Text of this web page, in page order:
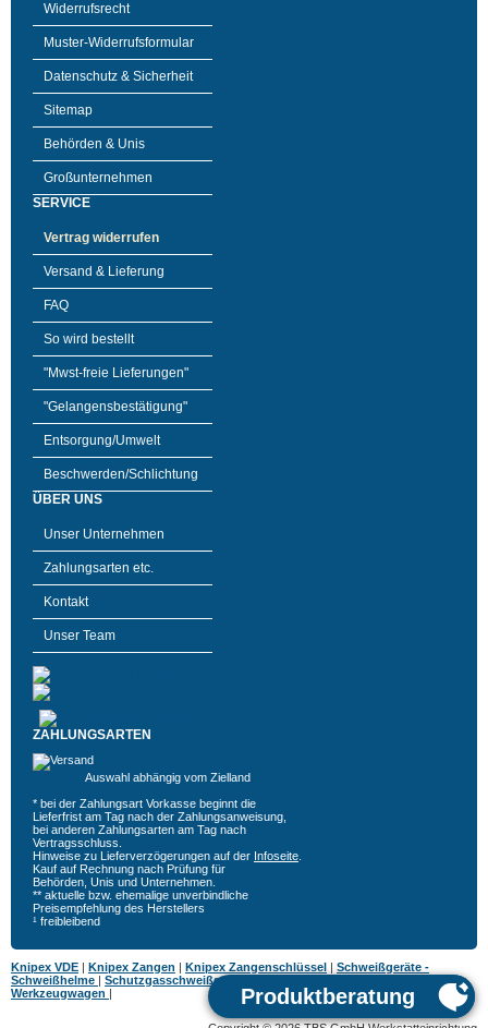
Widerrufsrecht
Muster-Widerrufsformular
Datenschutz & Sicherheit
Sitemap
Behörden & Unis
Großunternehmen
SERVICE
Vertrag widerrufen
Versand & Lieferung
FAQ
So wird bestellt
"Mwst-freie Lieferungen"
"Gelangensbestätigung"
Entsorgung/Umwelt
Beschwerden/Schlichtung
ÜBER UNS
Unser Unternehmen
Zahlungsarten etc.
Kontakt
Unser Team
ZAHLUNGSARTEN
Auswahl abhängig vom Zielland
* bei der Zahlungsart Vorkasse beginnt die
Lieferfrist am Tag nach der Zahlungsanweisung,
bei anderen Zahlungsarten am Tag nach
Vertragsschluss.
Hinweise zu Lieferverzögerungen auf der Infoseite
Kauf auf Rechnung nach Prüfung für
Behörden, Unis und Unternehmen.
** aktuelle bzw. ehemalige unverbindliche
Preisempfehlung des Herstellers
¹ freibleibend
Knipex VDE | Knipex Zangen | Knipex Zangenschlüssel | Schweißgeräte -
Schweißhelme | Schutzgasschweißgeräte
Werkzeugwagen |